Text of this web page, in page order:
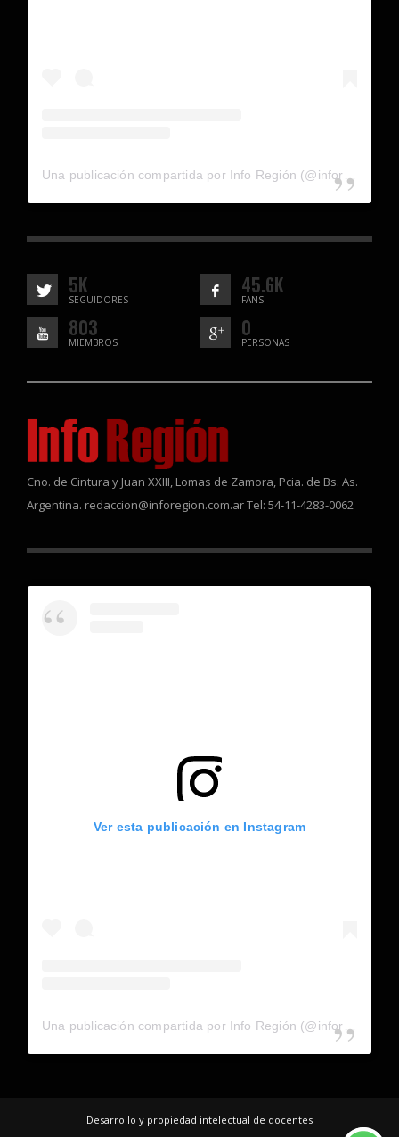
5K
SEGUIDORES
45.6K
FANS
803
MIEMBROS
0
PERSONAS
Cno. de Cintura y Juan XXIII, Lomas de Zamora, Pcia. de Bs. As.
Argentina. redaccion@inforegion.com.ar Tel: 54-11-4283-0062
Ver esta publicación en Instagram
Desarrollo y propiedad intelectual de docentes